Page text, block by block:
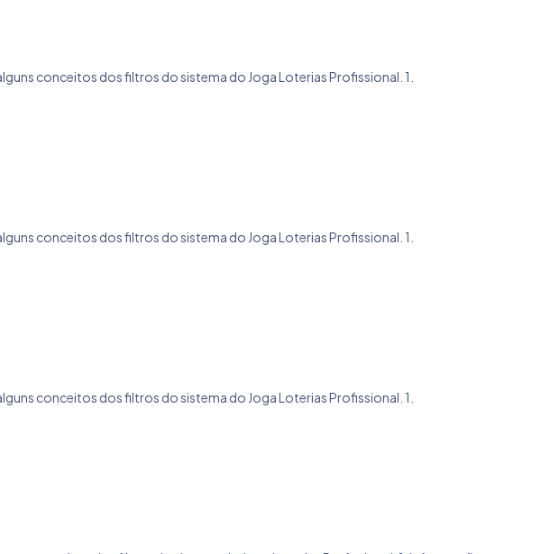
conceitos dos filtros do sistema do Joga Loterias Profissional. 1.
conceitos dos filtros do sistema do Joga Loterias Profissional. 1.
conceitos dos filtros do sistema do Joga Loterias Profissional. 1.